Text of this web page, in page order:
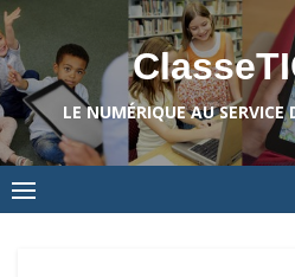
Skip
to
content
LE NUMÉRIQUE AU SERVICE